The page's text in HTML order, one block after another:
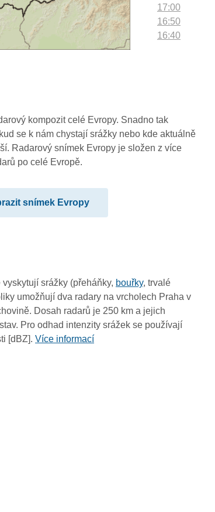
17:00
16:50
16:40
15:40
15:30
15:20
13:40
13:30
13:20
13:10
kompozit celé Evropy. Snadno tak
se k nám chystají srážky nebo kde aktuálně
Radarový snímek Evropy je složen z více
po celé Evropě.
snímek Evropy
srážky (přeháňky, bouřky, trvalé
umožňují dva radary na vrcholech Praha v
Dosah radarů je 250 km a jejich
Pro odhad intenzity srážek se používají
[dBZ].Více informací